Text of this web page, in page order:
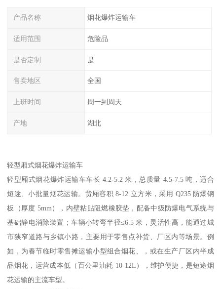
产品名称 烟花爆炸运输车
适用范围 危险品
是否定制 是
售卖地区 全国
上班时间 周一到周天
产地 湖北
轻型厢式烟花爆炸运输车​
轻型厢式烟花爆炸运输车车长 4.2-5.2 米，总质量 4.5-7.5 吨，适合
短途、小批量烟花运输。货厢容积 8-12 立方米，采用 Q235 防爆钢
板（厚度 5mm），内壁粘贴阻燃橡胶垫，配备中级防爆电气系统与
基础静电消除装置；车辆小转弯半径≤6.5 米，灵活性高，能通过城
市狭窄道路与乡镇小路，主要用于零售点补货、厂区内等场景。例
如，为春节临时零售摊运输小型组合烟花、，或在生产厂区内半成
品烟花，运营成本低（百公里油耗 10-12L），维护便捷，是短途烟
花运输的主流车型。​